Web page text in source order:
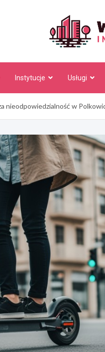
Instytucje Usługi
nieodpowiedzialność w